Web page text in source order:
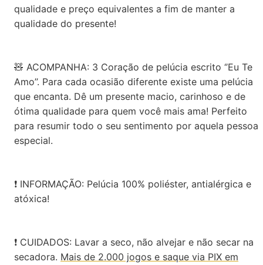
qualidade e preço equivalentes a fim de manter a
qualidade do presente!
🧸 ACOMPANHA: 3 Coração de pelúcia escrito ‘’Eu Te
Amo’’. Para cada ocasião diferente existe uma pelúcia
que encanta. Dê um presente macio, carinhoso e de
ótima qualidade para quem você mais ama! Perfeito
para resumir todo o seu sentimento por aquela pessoa
especial.
❗ INFORMAÇÃO: Pelúcia 100% poliéster, antialérgica e
atóxica!
❗ CUIDADOS: Lavar a seco, não alvejar e não secar na
secadora. Mais de 2.000 jogos e saque via PIX em